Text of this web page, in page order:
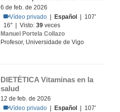
6 de feb. de 2026
Vídeo privado
Español
| 107'
16'' | Visto:39 veces
Manuel Portela Collazo
Profesor, Universidade de Vigo
DIETÉTICA Vitaminas en la
salud
12 de feb. de 2026
Vídeo privado
Español
| 107'